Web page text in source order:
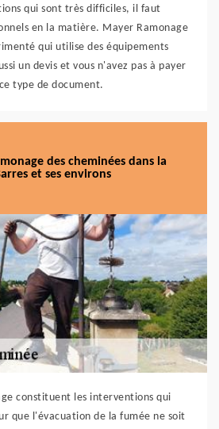
qui sont très difficiles, il faut
en la matière. Mayer Ramonage
qui utilise des équipements
un devis et vous n'avez pas à payer
type de document.
des cheminées dans la
et ses environs
constituent les interventions qui
que l'évacuation de la fumée ne soit